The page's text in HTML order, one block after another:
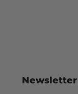
Newsletter